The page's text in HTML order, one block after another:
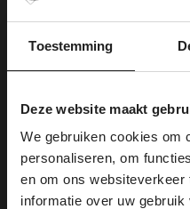
Toestemming
Deze website maakt
We gebruiken cookies om
personaliseren, om
en om ons
informatie over uw
Centraal gelegen en
6 gratis
Showroom én
Even binnenlopen is
welkom.
Plan je route